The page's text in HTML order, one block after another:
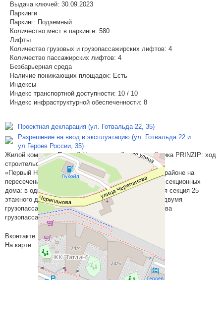
Выдача ключей: 30.09.2023
Паркинги
Паркинг: Подземный
Количество мест в паркинге: 580
Лифты
Количество грузовых и грузопассажирских лифтов: 4
Количество пассажирских лифтов: 4
Безбарьерная среда
Наличие понижающих площадок: Есть
Индексы
Индекс транспортной доступности: 10 / 10
Индекс инфраструктурной обеспеченности: 8
Проектная декларация (ул. Готвальда 22, 35)
Разрешение на ввод в эксплуатацию (ул. Готвальда 22 и
ул.Героев России, 35)
Жилой комплекс Первый Николаевский от застройщика PRINZIP: ход
строительства, фото и планировки.
«Первый Николаевский» построен в Заречном микрорайоне на
пересечении улиц Готвальда и Черепанова. Это два секционных
дома: в одном — 14 этажей, во втором — 25. Каждая секция 25-
этажного дома оборудована одним пассажирским и двумя
грузопассажирскими лифтами. В 14-этажном доме два
грузопассажирских лифта.
Вконтакте
На карте